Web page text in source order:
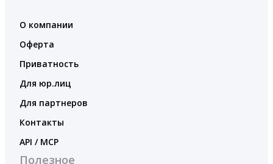
О компании
Оферта
Приватность
Для юр.лиц
Для партнеров
Контакты
API / MCP
Полезное